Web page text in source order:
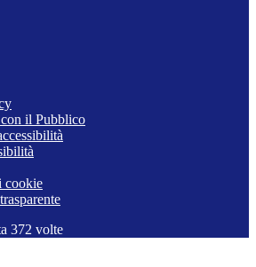
il Pubblico
cookie
372 volte